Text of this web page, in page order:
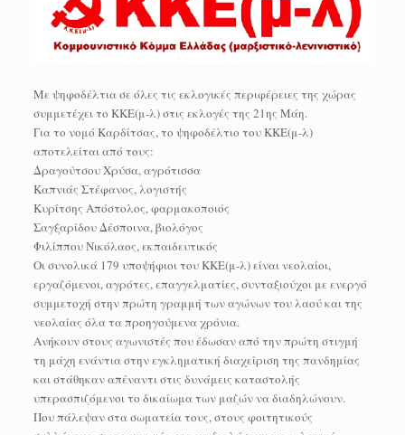
Με ψηφοδέλτια σε όλες τις εκλογικές περιφέρειες της χώρας
συμμετέχει το ΚΚΕ(μ-λ) στις εκλογές της 21ης Μάη.
Για το νομό Καρδίτσας, το ψηφοδέλτιο του ΚΚΕ(μ-λ)
αποτελείται από τους:
Δραγούτσου Χρύσα, αγρότισσα
Καπνιάς Στέφανος, λογιστής
Κυρίτσης Απόστολος, φαρμακοποιός
Σαγξαρίδου Δέσποινα, βιολόγος
Φιλίππου Νικόλαος, εκπαιδευτικός
Οι συνολικά 179 υποψήφιοι του ΚΚΕ(μ-λ) είναι νεολαίοι,
εργαζόμενοι, αγρότες, επαγγελματίες, συνταξιούχοι με ενεργό
συμμετοχή στην πρώτη γραμμή των αγώνων του λαού και της
νεολαίας όλα τα προηγούμενα χρόνια.
Ανήκουν στους αγωνιστές που έδωσαν από την πρώτη στιγμή
τη μάχη ενάντια στην εγκληματική διαχείριση της πανδημίας
και στάθηκαν απέναντι στις δυνάμεις καταστολής
υπερασπιζόμενοι το δικαίωμα των μαζών να διαδηλώνουν.
Που πάλεψαν στα σωματεία τους, στους φοιτητικούς